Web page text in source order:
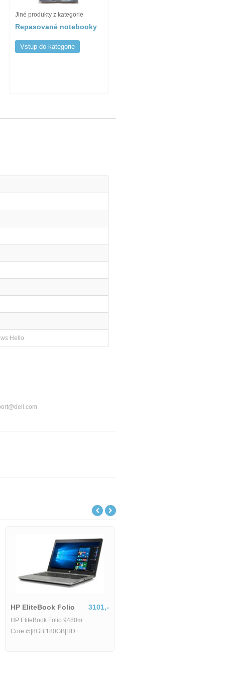
Jiné produkty z kategorie
Repasované notebooky
Vstup do kategorie
Hello
HP EliteBook Folio 3101,-
HP EliteBook Folio 9480m
Core i5|8GB|180GB|HD+